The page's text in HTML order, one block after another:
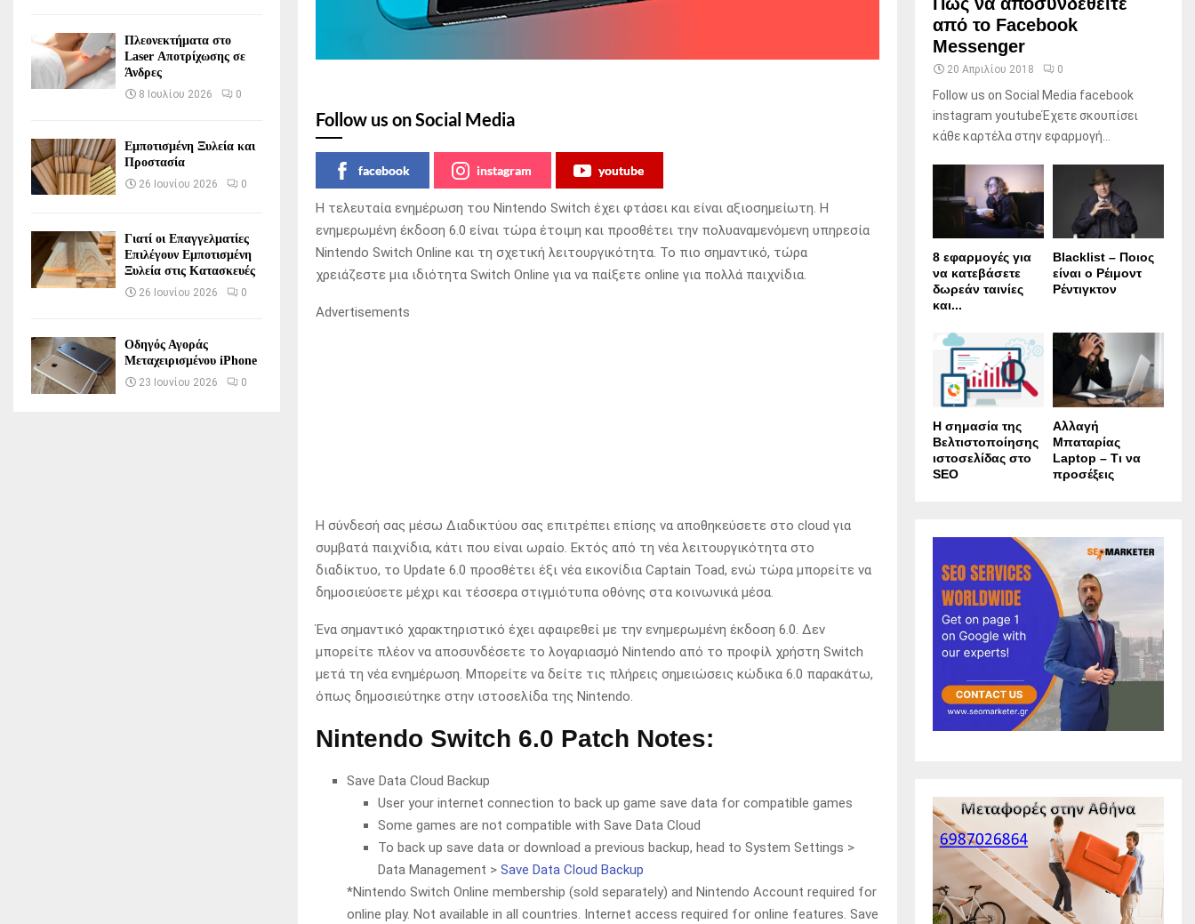
Follow us on Social Media
facebook instagram youtube
Η τελευταία ενημέρωση του Nintendo Switch έχει φτάσει και είναι αξιοσημείωτη. Η
ενημερωμένη έκδοση 6.0 είναι τώρα έτοιμη και προσθέτει την πολυαναμενόμενη υπηρεσία
Nintendo Switch Online και τη σχετική λειτουργικότητα. Το πιο σημαντικό, τώρα
χρειάζεστε μια ιδιότητα Switch Online για να παίξετε online για πολλά παιχνίδια.
Advertisements
Η σύνδεσή σας μέσω Διαδικτύου σας επιτρέπει επίσης να αποθηκεύσετε στο cloud για
συμβατά παιχνίδια, κάτι που είναι ωραίο. Εκτός από τη νέα λειτουργικότητα στο
διαδίκτυο, το Update 6.0 προσθέτει έξι νέα εικονίδια Captain Toad, ενώ τώρα μπορείτε να
δημοσιεύσετε μέχρι και τέσσερα στιγμιότυπα οθόνης στα κοινωνικά μέσα.
Ένα σημαντικό χαρακτηριστικό έχει αφαιρεθεί με την ενημερωμένη έκδοση 6.0. Δεν
μπορείτε πλέον να αποσυνδέσετε το λογαριασμό Nintendo από το προφίλ χρήστη Switch
μετά τη νέα ενημέρωση. Μπορείτε να δείτε τις πλήρεις σημειώσεις κώδικα 6.0 παρακάτω,
όπως δημοσιεύτηκε στην ιστοσελίδα της Nintendo.
Nintendo Switch 6.0 Patch Notes:
Save Data Cloud Backup
User your internet connection to back up game save data for compatible games
Some games are not compatible with Save Data Cloud
To back up save data or download a previous backup, head to System Settings >
Data Management > Save Data Cloud Backup
*Nintendo Switch Online membership (sold separately) and Nintendo Account required for
online play. Not available in all countries. Internet access required for online features. Save
Πλεονεκτήματα στο
Laser Αποτρίχωσης σε
Άνδρες
8 Ιουλίου 2026 0
Εμποτισμένη Ξυλεία και
Προστασία
26 Ιουνίου 2026 0
Γιατί οι Επαγγελματίες
Επιλέγουν Εμποτισμένη
Ξυλεία στις Κατασκευές
26 Ιουνίου 2026 0
Οδηγός Αγοράς
Μεταχειρισμένου iPhone
23 Ιουνίου 2026 0
από το Facebook
Messenger
20 Απριλίου 2018 0
Follow us on Social Media facebook
instagram youtubeΈχετε σκουπίσει
κάθε καρτέλα στην εφαρμογή...
8 εφαρμογές για
να κατεβάσετε
δωρεάν ταινίες
και...
Blacklist – Ποιος
είναι ο Ρέιμοντ
Ρέντιγκτον
Η σημασία της
Βελτιστοποίησης
ιστοσελίδας στο
SEO
Αλλαγή
Μπαταρίας
Laptop – Τι να
προσέξεις